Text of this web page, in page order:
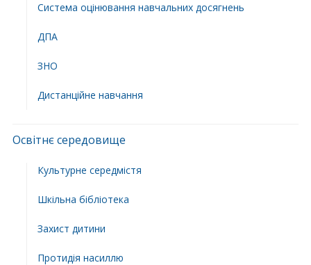
Система оцінювання навчальних досягнень
ДПА
ЗНО
Дистанційне навчання
Освітнє середовище
Культурне середмістя
Шкільна бібліотека
Захист дитини
Протидія насиллю